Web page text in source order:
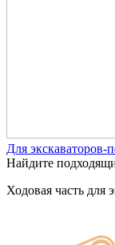
Для экскаваторов-
Найдите
Ходовая часть для